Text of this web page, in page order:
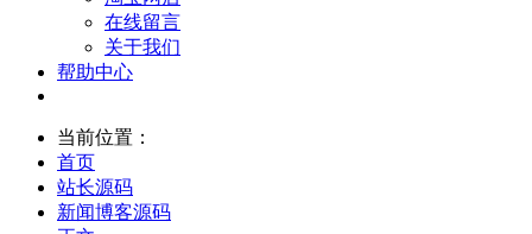
在线留言
关于我们
帮助中心
当前位置：
首页
站长源码
新闻博客源码